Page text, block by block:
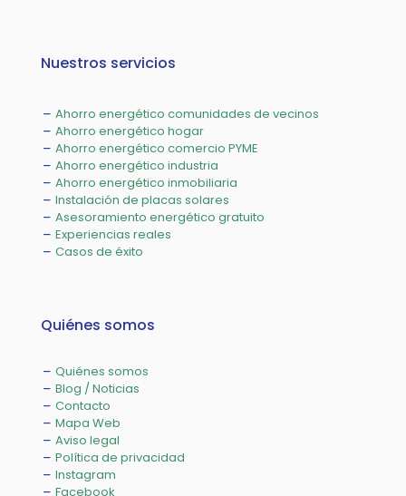
Nuestros servicios
Ahorro energético comunidades de vecinos
Ahorro energético hogar
Ahorro energético comercio PYME
Ahorro energético industria
Ahorro energético inmobiliaria
Instalación de placas solares
Asesoramiento energético gratuito
Experiencias reales
Casos de éxito
Quiénes somos
Quiénes somos
Blog / Noticias
Contacto
Mapa Web
Aviso legal
Política de privacidad
Instagram
Facebook